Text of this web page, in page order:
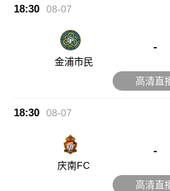
18:30 08-07
金浦市民
-
高清直
18:30 08-07
庆南FC
-
高清直